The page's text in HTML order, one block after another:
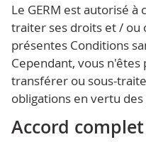
Le GERM est autorisé
traiter ses droits et / ou
présentes Conditions
Cependant, vous n'êtes
transférer ou sous-
obligations en vertu
Accord complet